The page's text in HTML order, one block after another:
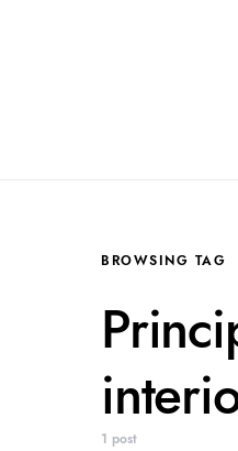
BROWSING TAG
1 post